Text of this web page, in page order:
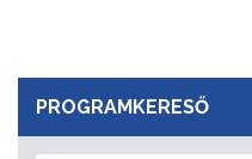
PROGRAMKERESŐ